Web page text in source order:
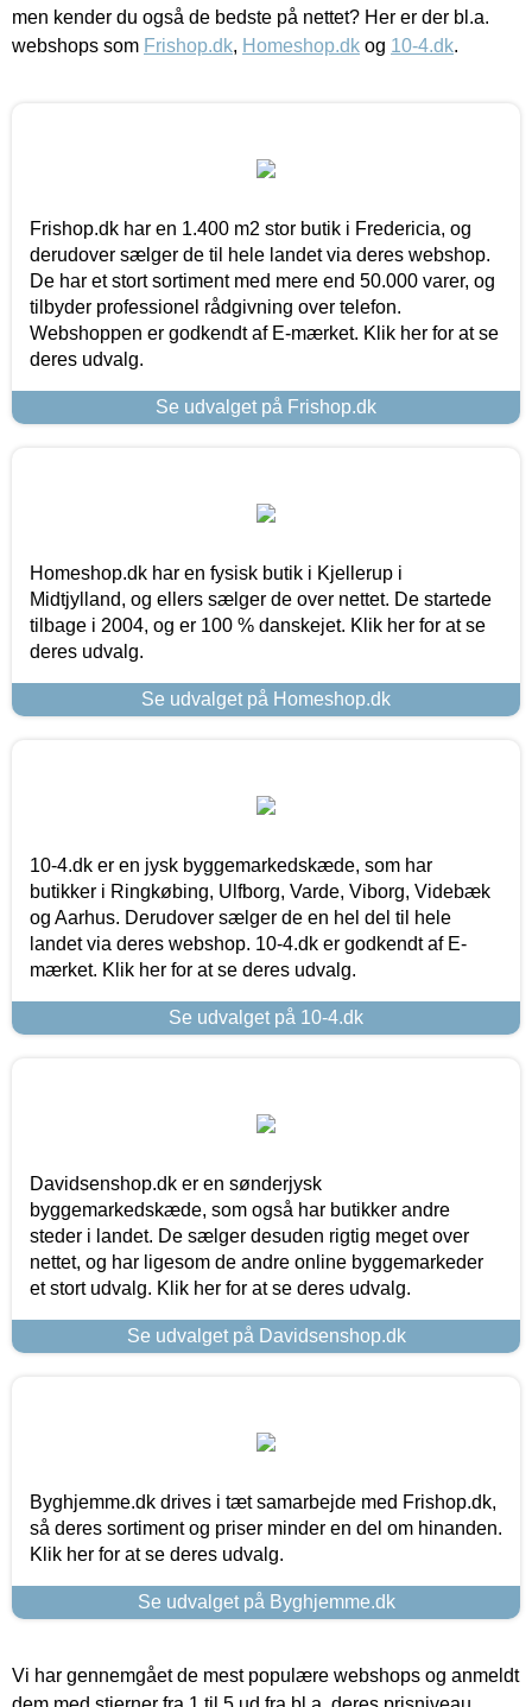
men kender du også de bedste på nettet? Her er der bl.a.
webshops som Frishop.dk, Homeshop.dk og 10-4.dk.
Frishop.dk har en 1.400 m2 stor butik i Fredericia, og
derudover sælger de til hele landet via deres webshop.
De har et stort sortiment med mere end 50.000 varer, og
tilbyder professionel rådgivning over telefon.
Webshoppen er godkendt af E-mærket. Klik her for at se
deres udvalg.
Se udvalget på Frishop.dk
Homeshop.dk har en fysisk butik i Kjellerup i
Midtjylland, og ellers sælger de over nettet. De startede
tilbage i 2004, og er 100 % danskejet. Klik her for at se
deres udvalg.
Se udvalget på Homeshop.dk
10-4.dk er en jysk byggemarkedskæde, som har
butikker i Ringkøbing, Ulfborg, Varde, Viborg, Videbæk
og Aarhus. Derudover sælger de en hel del til hele
landet via deres webshop. 10-4.dk er godkendt af E-
mærket. Klik her for at se deres udvalg.
Se udvalget på 10-4.dk
Davidsenshop.dk er en sønderjysk
byggemarkedskæde, som også har butikker andre
steder i landet. De sælger desuden rigtig meget over
nettet, og har ligesom de andre online byggemarkeder
et stort udvalg. Klik her for at se deres udvalg.
Se udvalget på Davidsenshop.dk
Byghjemme.dk drives i tæt samarbejde med Frishop.dk,
så deres sortiment og priser minder en del om hinanden.
Klik her for at se deres udvalg.
Se udvalget på Byghjemme.dk
Vi har gennemgået de mest populære webshops og anmeldt